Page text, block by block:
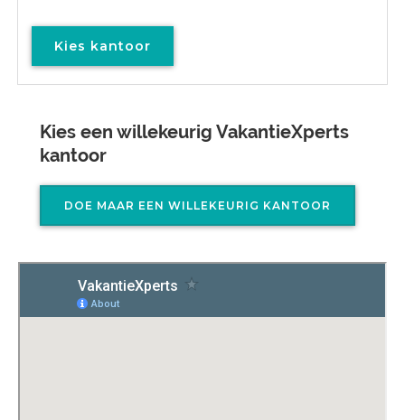
Kies kantoor
Kies een willekeurig VakantieXperts
kantoor